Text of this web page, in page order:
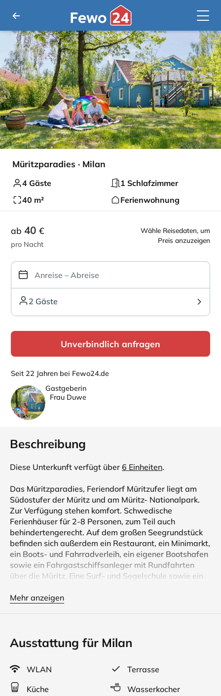
Müritzparadies · Milan
4 Gäste
1 Schlafzimmer
40 m²
Ferienwohnung
Wähle Reisedaten, um
Preis anzuzeigen
ab 40 €
pro Nacht
2 Gäste
Unverbindlich anfragen
Seit 22 Jahren bei Fewo24.de
Gastgeberin
Frau Duwe
Beschreibung
Diese Unterkunft verfügt über 6 Einheiten.
Das Müritzparadies, Feriendorf Müritzufer liegt am
Südostufer der Müritz und am Müritz- Nationalpark.
Zur Verfügung stehen komfort. Schwedische
Ferienhäuser für 2-8 Personen, zum Teil auch
behindertengerecht. Auf dem großen Seegrundstück
befinden sich außerdem ein Restaurant, ein Minimarkt,
ein Boots- und Fahrradverleih, ein eigener Bootshafen
sowie ein Fahrgastschiffsanleger mit Rundfahrten
über die Müritz. Eine Surf- und Segelschule sowie ein
Nationalpark sind in unmittelbarer Umgebung.
ein Wohn- und Esszimmer mit Schlafsofa für zwei
Personen, eine offene Schlafgalerie für zwei Personen,
ein Bad mit Dusche, ein komplette Küche und eine
möblierte Terrasse.
Mehr anzeigen
Ausstattung für Milan
WLAN
Terrasse
Küche
Wasserkocher